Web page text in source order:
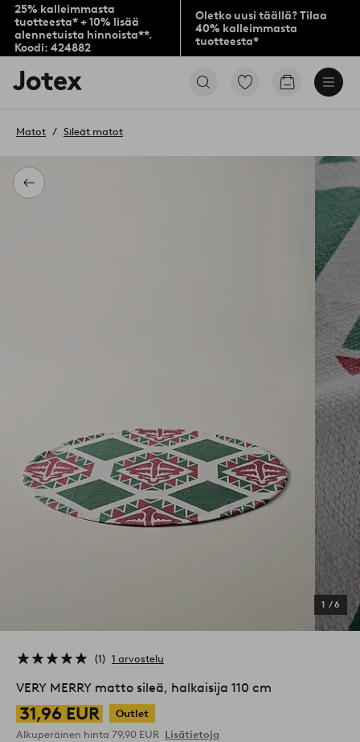
25% kalleimmasta
tuotteesta* + 10% lisää
alennetuista hinnoista**.
Koodi: 424882
Oletko uusi täällä? Tilaa
40% kalleimmasta
tuotteesta*
Jotex-
logo
aloitussivulle
Siirry
Siirry
Takaisin
Matot Sileät matot
1 /6
1 1 arvostelu
VERY MERRY matto sileä, halkaisija 110 cm
31,96 EUR
Outlet
Alkuperäinen hinta 79,90 EUR Lisätietoja